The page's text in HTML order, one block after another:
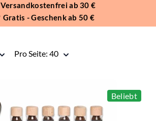
Versandkostenfrei ab 30 €
Gratis - Geschenk ab 50 €
Pro Seite: 40
Beliebt